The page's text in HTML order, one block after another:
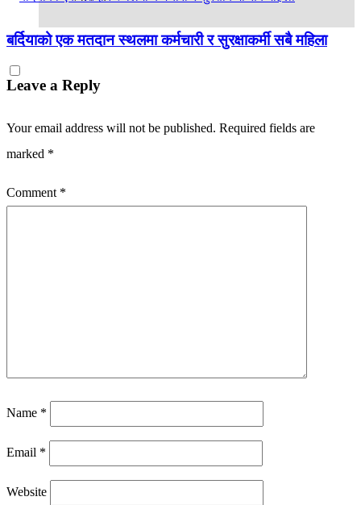
बर्दियाको एक मतदान स्थलमा कर्मचारी र सुरक्षाकर्मी सबै महिला
Leave a Reply
Your email address will not be published. Required fields are
marked *
Comment *
Name *
Email *
Website